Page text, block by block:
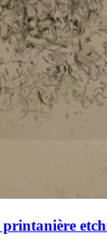
printanière